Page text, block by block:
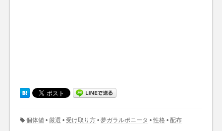
個体値 • 厳選 • 受け取り方 • 夢ガラルポニータ • 性格 • 配布